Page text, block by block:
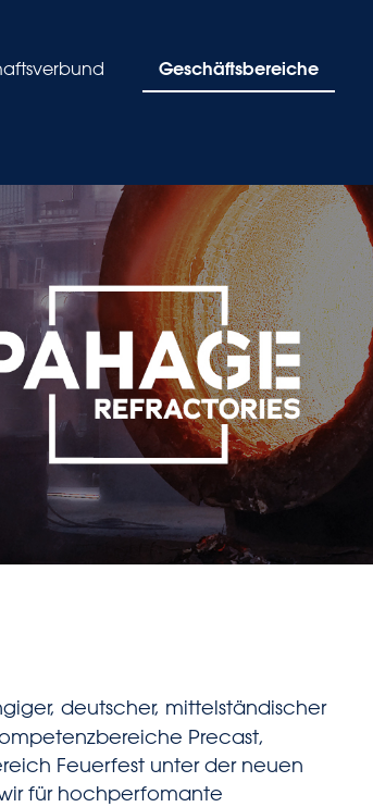
Geschäftsbereiche
deutscher, mittelständischer
Precast,
Feuerfest unter der neuen
für hochperfomante